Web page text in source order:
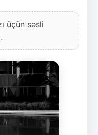
üçün səsli